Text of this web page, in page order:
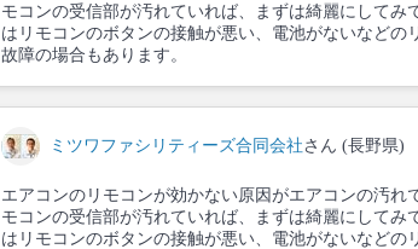
モコンの受信部が汚れていれば、まずは綺麗にしてみ
はリモコンのボタンの接触が悪い、電池がないなどの
故障の場合もあります。
ミツワファシリティーズ合同会社 さん (長野県)
エアコンのリモコンが効かない原因がエアコンの汚れ
モコンの受信部が汚れていれば、まずは綺麗にしてみ
はリモコンのボタンの接触が悪い、電池がないなどの